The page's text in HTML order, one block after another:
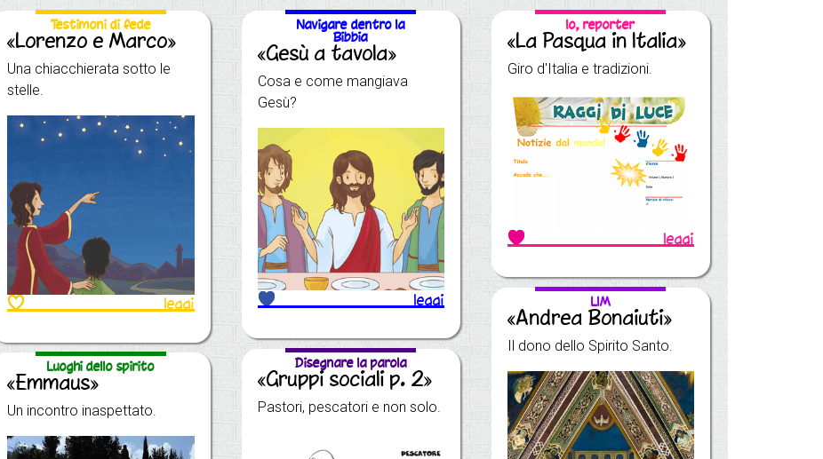
Testimoni di fede
«Lorenzo e Marco»
Una chiacchierata sotto le
stelle.
leggi
Luoghi dello spirito
«Emmaus»
Un incontro inaspettato.
Navigare dentro la
Bibbia
«Gesù a tavola»
Cosa e come mangiava
Gesù?
leggi
Disegnare la parola
«Gruppi sociali p. 2»
Pastori, pescatori e non solo.
Io, reporter
«La Pasqua in Italia»
Giro d'Italia e tradizioni.
leggi
LIM
«Andrea Bonaiuti»
Il dono dello Spirito Santo.